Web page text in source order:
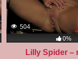
504
0%
Lilly Spider –